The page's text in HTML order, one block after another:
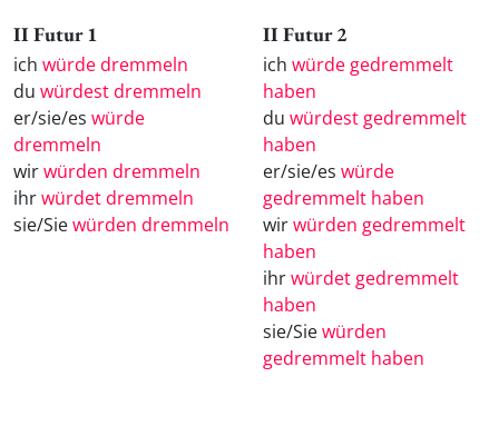
II Futur 1
ich würde dremmeln
du würdest dremmeln
er/sie/es würde
dremmeln
wirwürden dremmeln
ihrwürdet dremmeln
sie/Siewürden dremmeln
II Futur 2
ich würde gedremmelt
haben
du würdest gedremmelt
haben
er/sie/es würde
gedremmelt haben
wirwürden gedremmelt
haben
ihrwürdet gedremmelt
haben
sie/Siewürden
gedremmelt haben